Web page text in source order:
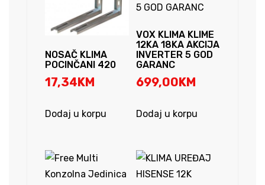
NOSAČ KLIMA
POCINČANI 420
17,34KM
Dodaj u korpu
VOX KLIMA KLIME
12KA 18KA AKCIJA
INVERTER 5 GOD
GARANC
699,00KM
Dodaj u korpu